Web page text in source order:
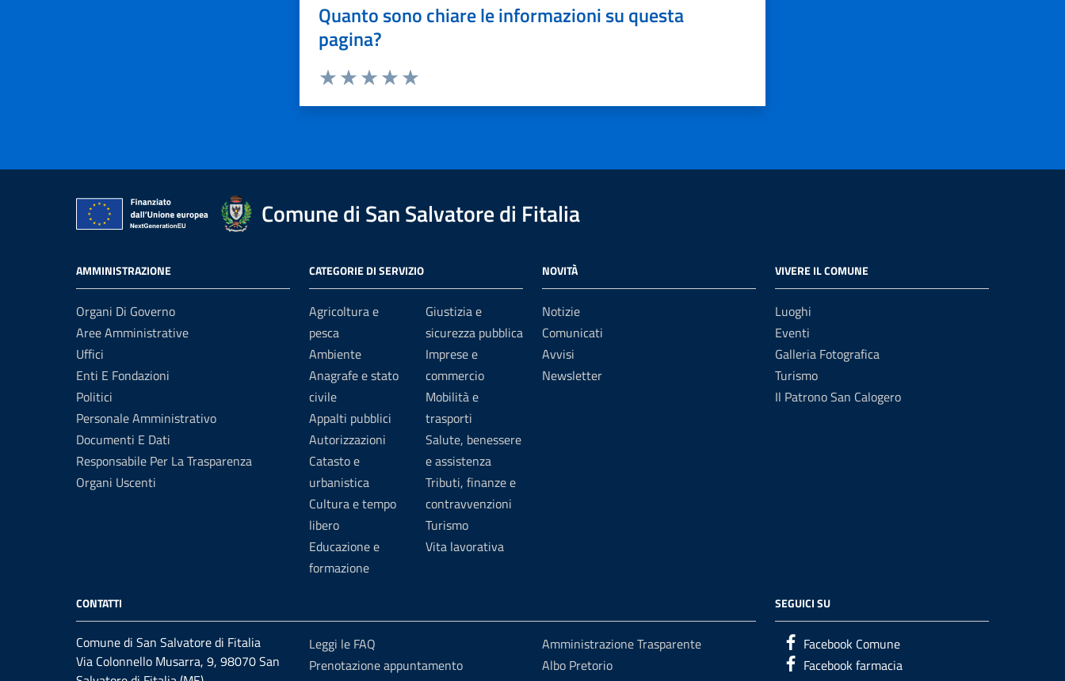
Quanto sono chiare le informazioni su questa
pagina?
Comune di San Salvatore di Fitalia
AMMINISTRAZIONE
Organi Di Governo
Aree Amministrative
Uffici
Enti E Fondazioni
Politici
Personale Amministrativo
Documenti E Dati
Responsabile Per La Trasparenza
Organi Uscenti
CATEGORIE DI SERVIZIO
Agricoltura e
pesca
Ambiente
Anagrafe e stato
civile
Appalti pubblici
Autorizzazioni
Catasto e
urbanistica
Cultura e tempo
libero
Educazione e
formazione
Giustizia e
sicurezza pubblica
Imprese e
commercio
Mobilità e
trasporti
Salute, benessere
e assistenza
Tributi, finanze e
contravvenzioni
Turismo
Vita lavorativa
NOVITÀ
Notizie
Comunicati
Avvisi
Newsletter
VIVERE IL COMUNE
Luoghi
Eventi
Galleria Fotografica
Turismo
Il Patrono San Calogero
CONTATTI
Comune di San Salvatore di Fitalia
Via Colonnello Musarra, 9, 98070 San
Leggi le FAQ
Prenotazione appuntamento
Amministrazione Trasparente
Albo Pretorio
SEGUICI SU
Facebook Comune
Facebook farmacia